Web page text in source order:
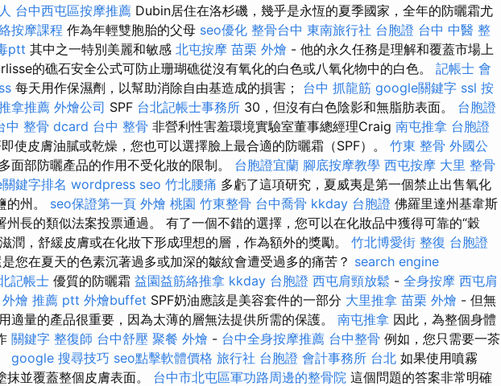
台中西屯區按摩推薦 Dubin居住在洛杉磯，幾乎是永恆的夏季國家，全年的防曬霜尤
按摩課程 作為年輕雙胞胎的父母 seo優化 整骨台中 東南旅行社 台胞證 台中 中醫 整
ptt 其中之一特別美麗和敏感 北屯按摩 苗栗 外燴 - 他的永久任務是理解和覆蓋市場上
的礁石安全公式可防止珊瑚礁從沒有氧化的白色或八氧化物中的白色。 記帳士 會
每天用作保濕劑，以幫助消除自由基造成的損害； 台中 抓龍筋 google關鍵字 ssl 按
拿推薦 外燴公司 SPF 台北記帳士事務所 30，但沒有白色陰影和無脂肪表面。 台胞證
中 整骨 dcard 台中 整骨 非營利性害羞環境實驗室董事總經理Craig 南屯推拿 台胞證
使皮膚油膩或乾燥，您也可以選擇臉上最合適的防曬霜（SPF）。 竹東 整骨 外國公
面部防曬產品的作用不受化妝的限制。 台胞證宜蘭 腳底按摩教學 西屯按摩 大里 整骨
鍵字排名 wordpress seo 竹北腰痛 多虧了這項研究，夏威夷是第一個禁止出售氧化
的州。 seo保證第一頁 外燴 桃園 竹東整骨 台中喬骨 kkday 台胞證 佛羅里達州基韋斯
州長的類似法案投票通過。 有了一個不錯的選擇，您可以在化妝品中獲得可靠的“穀
潤，舒緩皮膚或在化妝下形成理想的層，作為額外的獎勵。 竹北博愛街 整復 台胞證
您在夏天的色素沉著過多或加深的皺紋會遭受過多的痛苦？ search engine
記帳士 優質的防曬霜 益園益筋絡推拿 kkday 台胞證 西屯肩頸放鬆 - 全身按摩 西屯肩
外燴 推薦 ptt 外燴buffet SPF奶油應該是美容套件的一部分 大里推拿 苗栗 外燴 - 但無
適量的產品很重要，因為太薄的層無法提供所需的保護。 南屯推拿 因此，為整個身體
關鍵字 整復師 台中舒壓 聚餐 外燴 - 台中全身按摩推薦 台中整骨 例如，您只需要一茶
google 搜尋技巧 seo點擊軟體價格 旅行社 台胞證 會計事務所 台北 如果使用噴霧
抹並覆蓋整個皮膚表面。 台中市北屯區軍功路周邊的整骨院 這個問題的答案非常明確